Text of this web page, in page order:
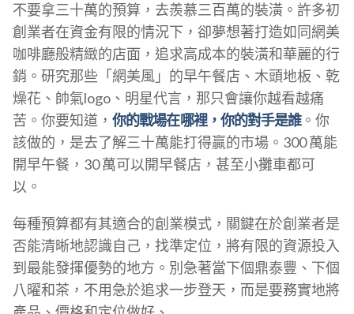
不要拿三十萬的預算，去羨慕三百萬的裝潢。許多初
創業者在資金有限的情況下，卻夢想著打造如同網美
咖啡廳般精緻的店面，追求高成本的裝潢和華麗的行
銷。研究那些「網美風」的早午餐店、木頭地板、乾
燥花、帥氣logo、明星代言，那只會讓你越看越痛
苦。你要知道， 你的戰場在哪裡，你的對手是誰。你
該做的，是去了解三十萬能打得贏的市場。300 萬能
開早午餐，30 萬可以開早餐店，甚至小攤車都可
以。
每種預算都有其適合的創業模式，關鍵在於創業者是
否能清晰地認識自己，找準定位，將有限的資源投入
到最能發揮優勢的地方。別急著當下個鼎泰豐、下個
八曜和茶，不用急於追求一步登天，而是要務實地將